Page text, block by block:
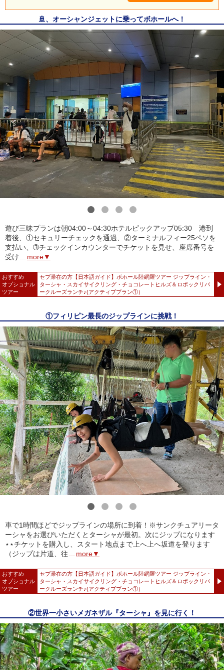
🚢、オーシャンジェットに乗ってボホールへ！
遊び三昧プランは朝04:00～04:30ホテルピックアップ05:30 港到
着後、①セキュリーチェックを通過、②ターミナルフィー25ペソを
支払い、➂チェックインカウンターでチケットを見せ、座席番号を
受け
more▼
おすすめ
オプショナル
ツアー
セブ滞在の方【日本語ガイド】ボホール陸網羅ツアー ジップライン・
ターシャ・スカイサイクリング・チョコレートヒルズ＆ロボックリバ
ークルーズランチ♪(アクティブプラン①）
①フィリピン最長のジップラインに挑戦！
車で1時間ほどでジップラインの場所に到着！※サンクチュアリータ
ーシャをお選びいただくとターシャが最初。次にジップになります
⋆⋆チケットを購入し、スタート地点まで上へ上へ坂道を登ります
（ジップは片道、往 ... more▼
おすすめ
オプショナル
ツアー
セブ滞在の方【日本語ガイド】ボホール陸網羅ツアー ジップライン・
ターシャ・スカイサイクリング・チョコレートヒルズ＆ロボックリバ
ークルーズランチ♪(アクティブプラン①）
②世界一小さいメガネザル『ターシャ』を見に行く！